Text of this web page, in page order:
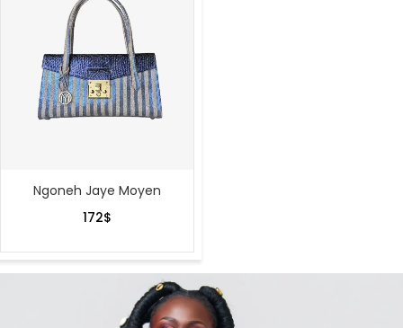
Ngoneh Jaye Moyen
172$